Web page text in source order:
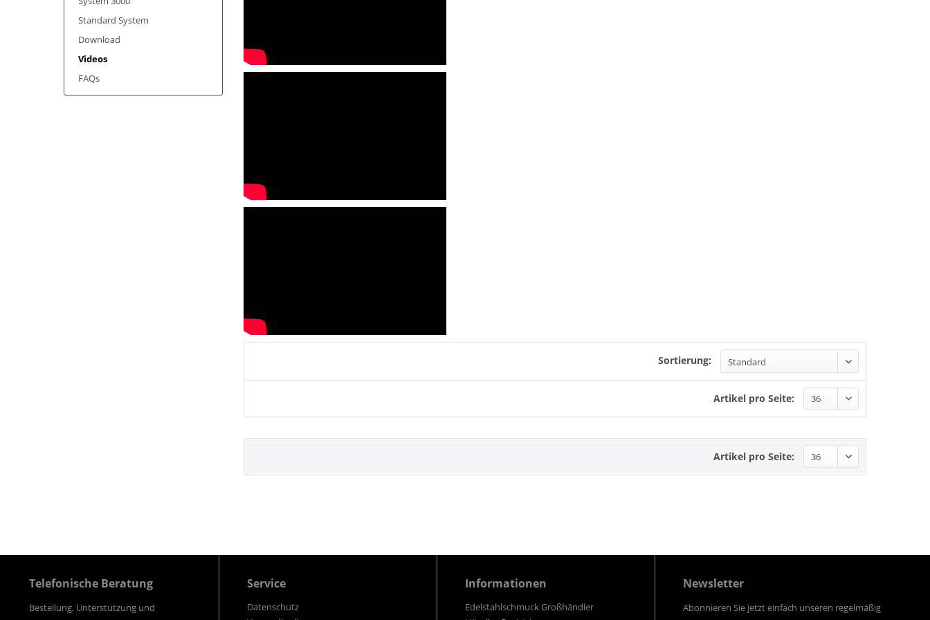
Standard System
Download
Videos
FAQs
Sortierung:
Artikel pro Seite:
Artikel pro Seite:
Telefonische Beratung
Bestellung, Unterstützung und
Service
Datenschutz
Informationen
Edelstahlschmuck Großhändler
Newsletter
Abonnieren Sie jetzt einfach unseren regelmäßig